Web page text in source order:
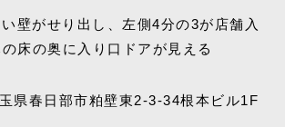
県春日部市粕壁東2-3-34根本ビル1F